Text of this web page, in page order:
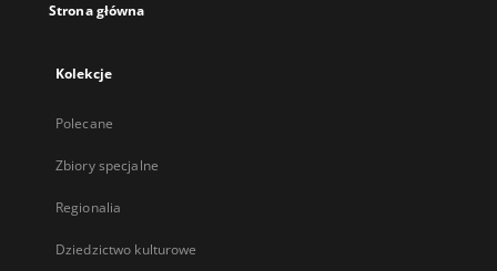
Strona główna
Kolekcje
Polecane
Zbiory specjalne
Regionalia
Dziedzictwo kulturowe